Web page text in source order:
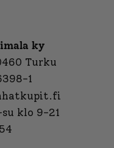
ky
Turku
1
klo 9-21